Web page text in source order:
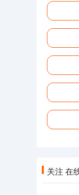
关注 在